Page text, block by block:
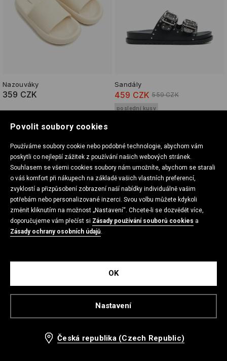
Povolit soubory cookies
Používáme soubory cookie nebo podobné technologie, abychom vám
poskytli co nejlepší zážitek z používání našich webových stránek.
Souhlasem se všemi cookies soubory nám umožníte, abychom se starali
o váš komfort při nákupech na základě vašich vlastních preferencí,
zvyklostí a přizpůsobení zobrazení naší nabídky individuálně vašim
potřebám nebo personalizované inzerci. Svou volbu můžete kdykoli
změnit kliknutím na možnost „Nastavení“. Chcete-li se dozvědět více,
doporučujeme vám přečíst si Zásady používání souborů cookies a
Zásady ochrany osobních údajů.
Nastavení
OK
Česká republika (Czech Republic)
Nazouváky
359 CZK
Sandály
459 CZK 559 CZK
poslední kusy
HIT
Nazouváky
Nazouváky
359 CZK
-35%